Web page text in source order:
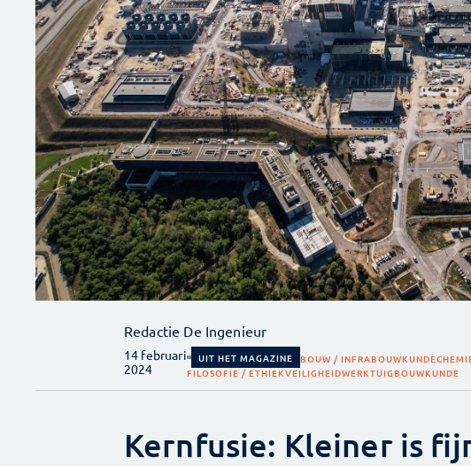
Redactie De Ingenieur
14 februari
2024
UIT HET MAGAZINE BOUW / INFRABOUWKUNDE
FILOSOFIE / ETHIEKVEILIGHEIDWERKTUIGBOUWKUNDE
Kernfusie: Kleiner is